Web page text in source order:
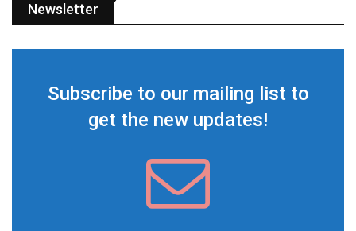
Newsletter
Subscribe to our mailing list to
get the new updates!